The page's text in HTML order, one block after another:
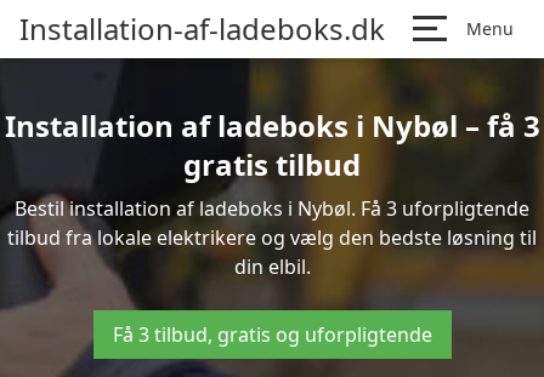
Installation-af-ladeboks.dk Menu
Installation af ladeboks i Nybøl – få 3
gratis tilbud
Bestil installation af ladeboks i Nybøl. Få 3 uforpligtende
tilbud fra lokale elektrikere og vælg den bedste løsning til
din elbil.
Få 3 tilbud, gratis og uforpligtende